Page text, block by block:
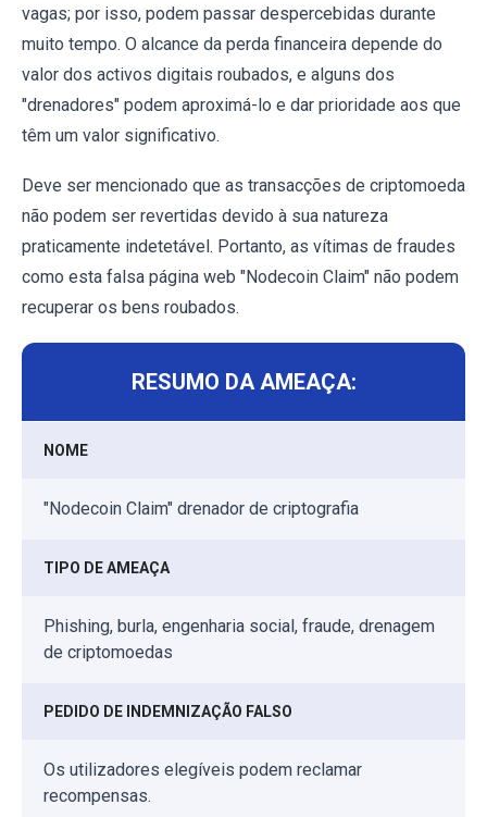
vagas; por isso, podem passar despercebidas durante
muito tempo. O alcance da perda financeira depende do
valor dos activos digitais roubados, e alguns dos
"drenadores" podem aproximá-lo e dar prioridade aos que
têm um valor significativo.
Deve ser mencionado que as transacções de criptomoeda
não podem ser revertidas devido à sua natureza
praticamente indetetável. Portanto, as vítimas de fraudes
como esta falsa página web "Nodecoin Claim" não podem
recuperar os bens roubados.
RESUMO DA AMEAÇA:
NOME
"Nodecoin Claim" drenador de criptografia
TIPO DE AMEAÇA
Phishing, burla, engenharia social, fraude, drenagem
de criptomoedas
PEDIDO DE INDEMNIZAÇÃO FALSO
Os utilizadores elegíveis podem reclamar
recompensas.